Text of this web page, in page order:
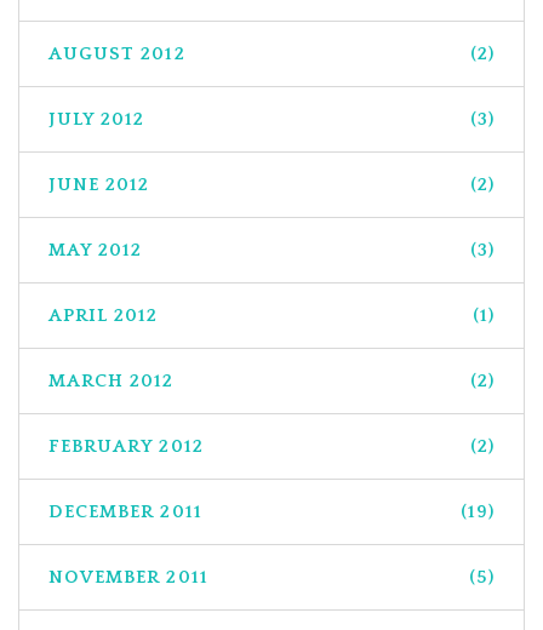
AUGUST 2012 (2)
JULY 2012 (3)
JUNE 2012 (2)
MAY 2012 (3)
APRIL 2012 (1)
MARCH 2012 (2)
FEBRUARY 2012 (2)
DECEMBER 2011 (19)
NOVEMBER 2011 (5)